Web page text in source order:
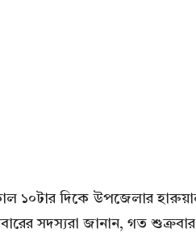
দিকে উপজেলার
সদস্যরা জানান, গত শুক্রবার